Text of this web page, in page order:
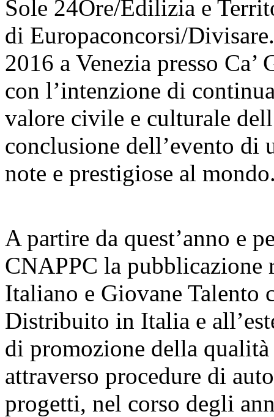
Sole 24Ore/Edilizia e
di Europaconcorsi/
2016 a Venezia presso
con l’intenzione di
valore civile e culturale
conclusione dell’evento
note e prestigiose al
A partire da quest’anno e
CNAPPC la
Italiano e Giovane Talento
Distribuito in Italia e
di promozione della
attraverso procedure di
progetti, nel corso degli